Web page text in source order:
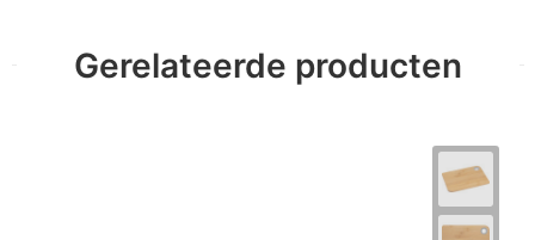
Gerelateerde producten